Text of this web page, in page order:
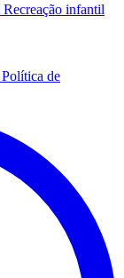
Recreação infantil
Política de